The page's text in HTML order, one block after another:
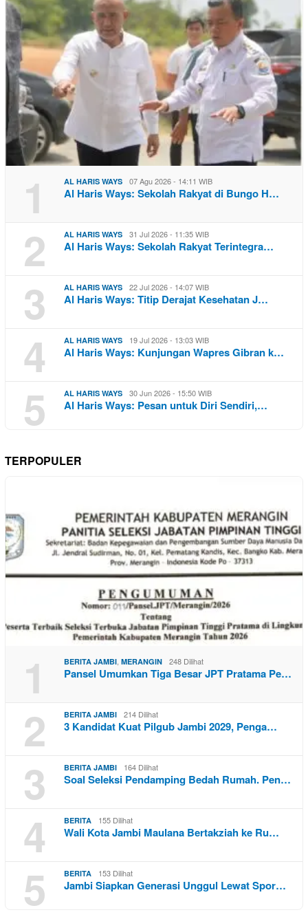
1 AL HARIS WAYS 07 Agu 2026 - 14:11 WIB
Al Haris Ways: Sekolah Rakyat di Bungo H…
2 AL HARIS WAYS 31 Jul 2026 - 11:35 WIB
Al Haris Ways: Sekolah Rakyat Terintegra…
3 AL HARIS WAYS 22 Jul 2026 - 14:07 WIB
Al Haris Ways: Titip Derajat Kesehatan J…
4 AL HARIS WAYS 19 Jul 2026 - 13:03 WIB
Al Haris Ways: Kunjungan Wapres Gibran k…
5 AL HARIS WAYS 30 Jun 2026 - 15:50 WIB
Al Haris Ways: Pesan untuk Diri Sendiri,…
TERPOPULER
1 BERITA JAMBI, MERANGIN 248 Dilihat
Pansel Umumkan Tiga Besar JPT Pratama Pe…
2 BERITA JAMBI 214 Dilihat
3 Kandidat Kuat Pilgub Jambi 2029, Penga…
3 BERITA JAMBI 164 Dilihat
Soal Seleksi Pendamping Bedah Rumah. Pen…
4 BERITA 155 Dilihat
Wali Kota Jambi Maulana Bertakziah ke Ru…
5 BERITA 153 Dilihat
Jambi Siapkan Generasi Unggul Lewat Spor…